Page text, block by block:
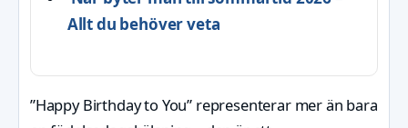
Allt du behöver veta
”Happy Birthday to You” representerar mer än bara